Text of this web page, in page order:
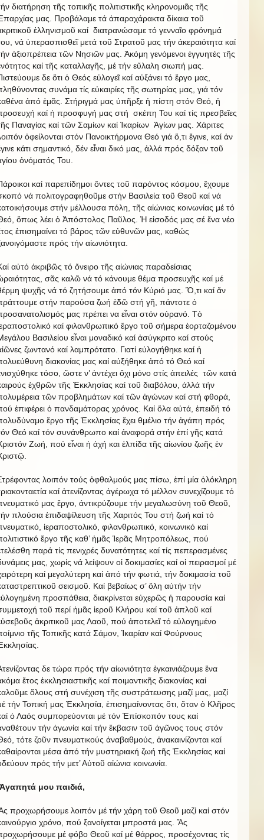
διατήρηση τῆς τοπικῆς πολιτιστικῆς κληρονομιᾶς τῆς
μας. Προβάλαμε τά ἀπαραχάρακτα δίκαια τοῦ
ἑλληνισμοῦ καί διατρανώσαμε τό γενναῖο φρόνημά
νά ὑπερασπισθεῖ μετά τοῦ Στρατοῦ μας τήν άκεραιότητα καί
ἀξιοπρέπεια τῶν Νησιῶν μας. Ἀκόμη γενόμενοι ἐγγυητές τῆς
καί τῆς καταλλαγῆς, μέ τήν εὔλαλη σιωπή μας.
δε ὅτι ὁ Θεός εὐλογεῖ καί αὐξάνει τό ἔργο μας,
συνάμα τίς εὐκαιρίες τῆς σωτηρίας μας, γιά τόν
ἀπό ἐμᾶς. Στήριγμά μας ὑπῆρξε ἡ πίστη στόν Θεό, ἡ
καί ἡ προσφυγή μας στή σκέπη Του καί τίς πρεσβεῖες
Παναγίας καί τῶν Σαμίων καί Ἰκαρίων Ἁγίων μας. Χάριτες
ὀφείλονται στόν Πανοικτήρμονα Θεό γιά ὅ,τι ἔγινε, καί ἀν
κάτι σημαντικό, δέν εἶναι δικό μας, ἀλλά πρός δόξαν τοῦ
ὀνόματός Του.
καί παρεπίδημοι ὄντες τοῦ παρόντος κόσμου, ἔχουμε
νά πολιτογραφηθοῦμε στήν Βασιλεία τοῦ Θεοῦ καί νά
στήν μέλλουσα πόλη, τῆς αἰώνιας κοινωνίας μέ τό
ὅπως λέει ὁ Ἀπόστολος Παῦλος. Ἡ εἰσοδός μας σέ ἕνα νέο
ἐπισημαίνει τό βάρος τῶν εὐθυνῶν μας, καθώς
πρός τήν αἰωνιότητα.
αὐτό ἀκριβῶς τό ὄνειρο τῆς αἰώνιας παραδείσιας
σᾶς καλῶ νά τό κάνουμε θέμα προσευχῆς καί μέ
ψυχῆς νά τό ζητήσουμε ἀπό τόν Κύριό μας. Ὅ,τι καί ἄν
στήν παρούσα ζωή ἐδῶ στή γῆ, πάντοτε ὁ
μας πρέπει να εἶναι στόν οὐρανό. Τὀ
καί φιλανθρωπικό ἔργο τοῦ σήμερα ἑορταζομένου
Βασιλείου εἶναι μοναδικό καί ἀσύγκριτο καί στούς
ζωντανό καί λαμπρότατο. Γιατί εὐλογήθηκε καί ἡ
διακονίας μας καί αὐξήθηκε ἀπό τό Θεό καί
τόσο, ὥστε ν’ ἀντέχει ὄχι μόνο στίς ἀπειλές τῶν κατά
ἐχθρῶν τῆς Ἐκκλησίας καί τοῦ διαβόλου, ἀλλά τήν
τῶν προβλημάτων καί τῶν ἀγώνων καί στή φθορά,
ἐπιφέρει ὁ πανδαμάτορας χρόνος. Καί ὅλα αὐτά, ἐπειδή τό
ἔργο τῆς Ἐκκλησίας ἔχει θμέλιο τήν ἀγάπη πρός
Θεό καί τόν συνάνθρωπο καί ἀναφορά στήν ἐπί γῆς κατά
Ζωή, πού εἶναι ἡ ἀχή και ἐλπίδα τῆς αἰωνίου ζωῆς ἐν
λοιπόν τούς ὀφθαλμούς μας πίσω, ἐπί μία ὁλόκληρη
καί ἀτενίζοντας ἀγέρωχα τό μέλλον συνεχίζουμε τό
μας ἔργο, άντικρύζουμε τήν μεγαλωσύνη τοῦ Θεοῦ,
πλούσια ἐπιδαψίλευση τῆς Χαριτός Του στή ζωή καί τό
ἱεραποστολικό, φιλανθρωπικό, κοινωνικό καί
ἔργο τῆς καθ’ ἡμᾶς Ἱερᾶς Μητροπόλεως, πού
παρά τἰς πενιχρές δυνατότητες καί τίς πεπερασμένες
μας, χωρίς νά λείψουν οἱ δοκιμασίες καί οἱ πειρασμοί μέ
καί μεγαλύτερη καί ἀπό τήν φωτιά, τήν δοκιμασία τοῦ
σεισμοῦ. Καί βεβαίως σ’ ὅλη αὐτήν τήν
προσπάθεια, διακρίνεται εὐχερῶς ἡ παρουσία καί
τοῦ περί ἡμᾶς ἱεροῦ Κλήρου καί τοῦ ἀπλοῦ καί
ἀκριτικοῦ μας Λαοῦ, πού ἀποτελεῖ τό εὐλογημένο
τῆς Τοπικῆς κατά Σάμον, Ἰκαρίαν καί Φούρνους
δε τώρα πρός τήν αἰωνιότητα ἐγκαινιάζουμε ἕνα
ἔτος ἐκκλησιαστικῆς καί ποιμαντικῆς διακονίας καί
ὅλους στή συνέχιση τῆς συστράτευσης μαζί μας, μαζί
τήν Τοπική μας Ἐκκλησία, ἐπισημαίνοντας ὅτι, ὅταν ὁ Κλῆρος
ὁ Λαός συμπορεύονται μέ τόν Ἐπίσκοπόν τους καί
τήν ἀγωνία καί τήν ἔκβασιν τοῦ ἀγῶνος τους στόν
τότε ζοῦν πνευματικούς ἀναβαθμούς, ἀνακαινίζονται καί
μέσα ἀπό τήν μυστηριακή ζωή τῆς Ἐκκλησίας καί
πρός τήν μετ’ Αὐτοῦ αἰώνια κοινωνία.
Ἀγαπητά μου παιδιά,
προχωρήσουμε λοιπόν μέ τήν χάρη τοῦ Θεοῦ μαζί καί στόν
χρόνο, πού ξανοίγεται μπροστά μας. Ἄς
μέ φόβο Θεοῦ καί μέ θάρρος, προσέχοντας τίς